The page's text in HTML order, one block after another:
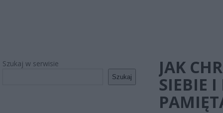
Szukaj w serwisie
Szukaj
JAK
SIEBIE